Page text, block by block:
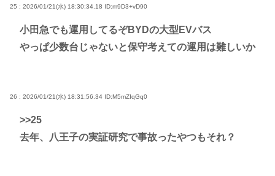
25 : 2026/01/21(水) 18:30:34.18 ID:m9D3+vD90
小田急でも運用してるぞBYDの大型EVバス
やっぱ少数台じゃないと保守考えての運用は難しいか
26 : 2026/01/21(水) 18:31:56.34 ID:M5mZIqGq0
>>25
去年、八王子の実証研究で事故ったやつもそれ？